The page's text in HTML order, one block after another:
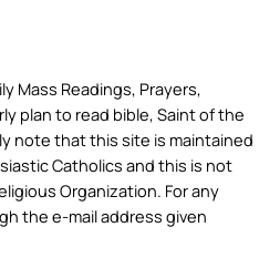
Mass Readings, Prayers,
plan to read bible, Saint of the
note that this site is maintained
Catholics and this is not
Organization. For any
the e-mail address given